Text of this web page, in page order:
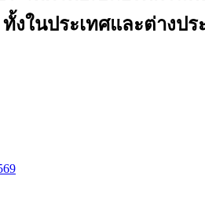
ในประเทศและต่างปร